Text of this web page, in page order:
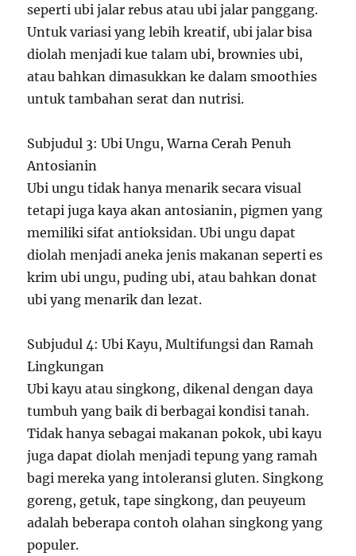
seperti ubi jalar rebus atau ubi jalar panggang.
Untuk variasi yang lebih kreatif, ubi jalar bisa
diolah menjadi kue talam ubi, brownies ubi,
atau bahkan dimasukkan ke dalam smoothies
untuk tambahan serat dan nutrisi.
Subjudul 3: Ubi Ungu, Warna Cerah Penuh
Antosianin
Ubi ungu tidak hanya menarik secara visual
tetapi juga kaya akan antosianin, pigmen yang
memiliki sifat antioksidan. Ubi ungu dapat
diolah menjadi aneka jenis makanan seperti es
krim ubi ungu, puding ubi, atau bahkan donat
ubi yang menarik dan lezat.
Subjudul 4: Ubi Kayu, Multifungsi dan Ramah
Lingkungan
Ubi kayu atau singkong, dikenal dengan daya
tumbuh yang baik di berbagai kondisi tanah.
Tidak hanya sebagai makanan pokok, ubi kayu
juga dapat diolah menjadi tepung yang ramah
bagi mereka yang intoleransi gluten. Singkong
goreng, getuk, tape singkong, dan peuyeum
adalah beberapa contoh olahan singkong yang
populer.